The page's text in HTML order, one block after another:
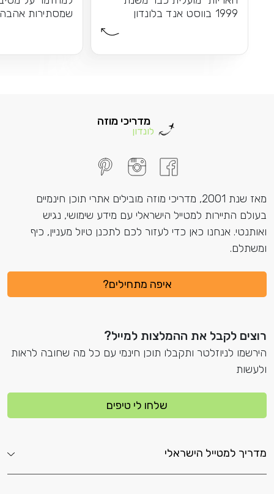
1999 בווסט אנד בלונדון
שמסתירות
מדריכי מוזה
לונדון
מאז שנת 2001, מדריכי מוזה מובילים אתרי תוכן חינמיים
בעולם התיירות למטייל הישראלי עם מידע שימושי, נגיש
ואותנטי. אנחנו כאן כדי לעזור לכם לתכנן טיול מעניין, כיף
ומשתלם.
איפה מתחילים?
רוצים לקבל את ההמלצות למייל?
הירשמו לניוזלטר ותקבלו תוכן חינמי עם כל מה שחובה לראות
ולעשות
שלחו לי טיפים
מדריך למטייל הישראלי